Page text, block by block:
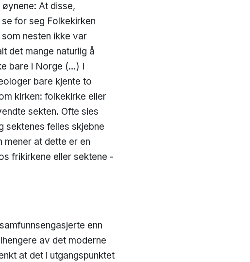
At disse,
for seg Folkekirken
nesten ikke var
det mange naturlig å
bare i Norge (…) I
bare kjente to
kirken: folkekirke eller
sekten. Ofte sies
sektenes felles skjebne
mener at dette er en
frikirkene eller sektene -
enn
av det moderne
at det i utgangspunktet